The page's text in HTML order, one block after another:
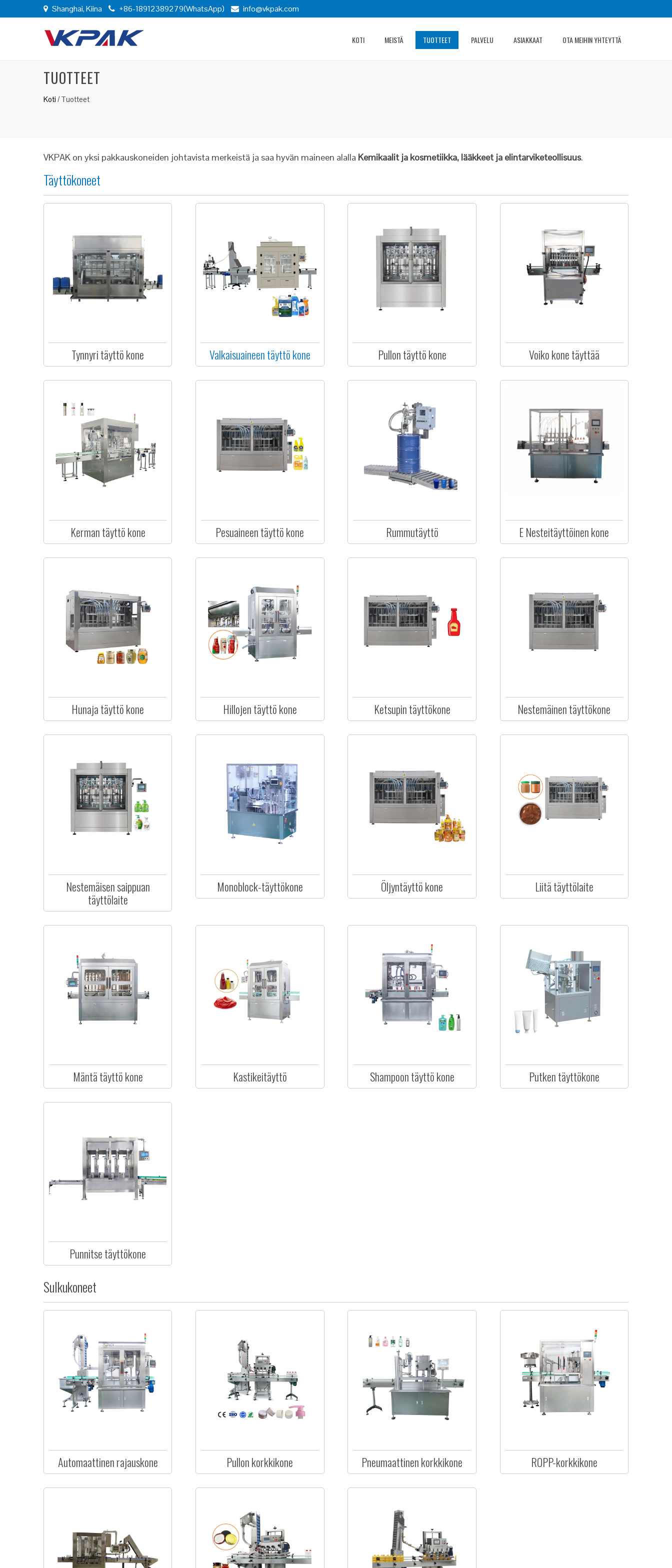
Shanghai, Kiina +86-18912389279(WhatsApp) info@vkpak.com
KOTI MEISTÄ TUOTTEET PALVELU ASIAKKAAT OTA MEIHIN YHTEYTTÄ
TUOTTEET
Koti /Tuotteet
VKPAK on yksi pakkauskoneiden johtavista merkeistä ja saa hyvän maineen alalla Kemikaalit ja kosmetiikka, lääkkeet ja elintarviketeollisuus.
Täyttökoneet
Tynnyri täyttö kone Valkaisuaineen täyttö kone Pullon täyttö kone Voiko kone täyttää
Kerman täyttö kone Pesuaineen täyttö kone Rummutäyttö E Nesteitäyttöinen kone
Hunaja täyttö kone Hillojen täyttö kone Ketsupin täyttökone Nestemäinen täyttökone
Nestemäisen saippuan
täyttölaite
Monoblock-täyttökone Öljyntäyttö kone Liitä täyttölaite
Mäntä täyttö kone Kastikeitäyttö Shampoon täyttö kone Putken täyttökone
Punnitse täyttökone
Sulkukoneet
Automaattinen rajauskone Pullon korkkikone Pneumaattinen korkkikone ROPP-korkkikone